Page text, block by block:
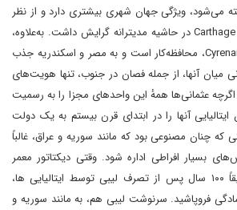
می‌شود، ویژگی جهان شهری بیشتری دارد و از نظر
تاریخی به تونس و کارتاژ Carthage در حاشیه مدیترانه گرایش داشت. به‌علاوه،
لیبی شرقی یا سیرنایکا Cyrenaica، محافظه‌کار است و به مصر و اسکندریه جذب
میان آنها، از جمله فصان در جنوب، تنها هویت‌های
اگرچه عثمانی‌ها همهٔ این واحدهای مجزا را به رسمیت
ایتالیایی آنها را در ابتدای قرن بیستم به یک دولت
که چنان مصنوعی بود که مانند سوریه و عراق، غالباً
بسیار افراطی اداره شود. وقتی دیکتاتور معمر
القذافی در سال ۲۰۱۱، دقیقاً ۱۰۰ سال پس از تصرف لیبی توسط ایتالیایی ها،
فروپاشید. سرنوشت لیبی هم، به مانند سوریه و